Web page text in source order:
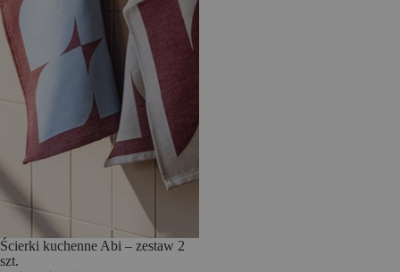
Ścierki kuchenne Abi – zestaw 2
szt.